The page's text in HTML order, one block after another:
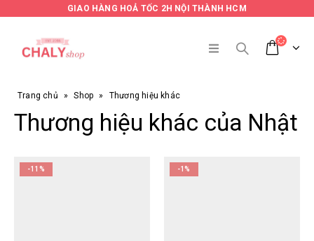
GIAO HÀNG HOẢ TỐC 2H NỘI THÀNH HCM
Trang chủ » Shop » Thương hiệu khác
Thương hiệu khác của Nhật
-11% -1%